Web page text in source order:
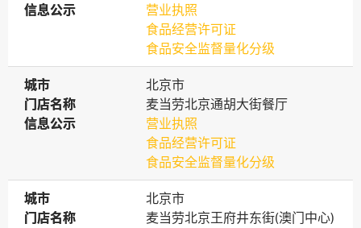
信息公示
信息公示
营业执照
食品经营许可证
食品安全监督量化分级
城市
城市
北京市
门店名称
门店名称
麦当劳北京通胡大街餐厅
信息公示
信息公示
营业执照
食品经营许可证
食品安全监督量化分级
城市
城市
北京市
门店名称
门店名称
麦当劳北京王府井东街(澳门中心)